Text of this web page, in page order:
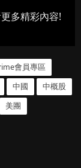
多精彩內容!
會員專區
中國
中概股
美團